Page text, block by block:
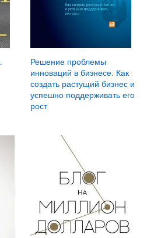
Решение проблемы
инноваций в бизнесе. Как
создать растущий бизнес и
успешно поддерживать его
рост